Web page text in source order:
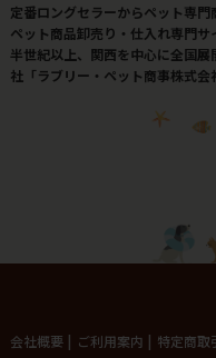
定番ロングセラーからペット専門
ペット商品卸売り・仕入れ専門
半世紀以上、関西を中心に全国
社「ラブリー・ペット商事株式会
会社概要 | ご利用案内 | 特定商取